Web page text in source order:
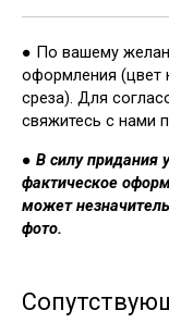
● По вашему
оформления (цвет
среза). Для
свяжитесь с нами
● В силу придания
фактическое
может
фото.